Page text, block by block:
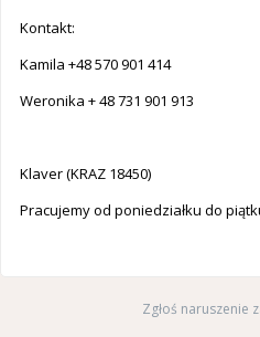
Kontakt:
Kamila +48 570 901 414
Weronika + 48 731 901 913
Klaver (KRAZ 18450)
Pracujemy od poniedziałku do
Zgłoś naruszenie